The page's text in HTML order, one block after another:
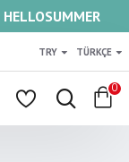
HELLOSUMMER
TRY TÜRKÇE
0